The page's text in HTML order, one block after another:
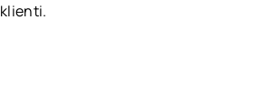
klienti.